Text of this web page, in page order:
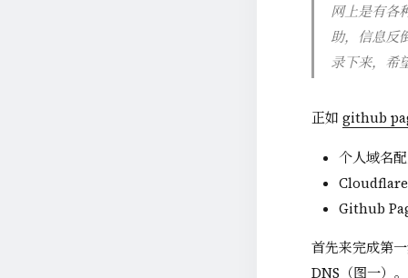
网上是有各
助，信息反
录下来，希
正如 github
个人域名
Github
首先来完成第
DNS（图一）。